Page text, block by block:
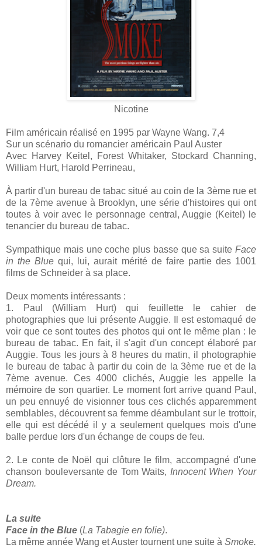
Nicotine
Film américain réalisé en 1995 par Wayne Wang. 7,4
Sur un scénario du romancier américain Paul Auster
Avec Harvey Keitel, Forest Whitaker, Stockard Channing,
William Hurt, Harold Perrineau,
À partir d'un bureau de tabac situé au coin de la 3ème rue et
de la 7ème avenue à Brooklyn, une série d'histoires qui ont
toutes à voir avec le personnage central, Auggie (Keitel) le
tenancier du bureau de tabac.
Sympathique mais une coche plus basse que sa suite Face
in the Blue qui, lui, aurait mérité de faire partie des 1001
films de Schneider à sa place.
Deux moments intéressants :
1. Paul (William Hurt) qui feuillette le cahier de
photographies que lui présente Auggie. Il est estomaqué de
voir que ce sont toutes des photos qui ont le même plan : le
bureau de tabac. En fait, il s'agit d'un concept élaboré par
Auggie. Tous les jours à 8 heures du matin, il photographie
le bureau de tabac à partir du coin de la 3ème rue et de la
7ème avenue. Ces 4000 clichés, Auggie les appelle la
mémoire de son quartier. Le moment fort arrive quand Paul,
un peu ennuyé de visionner tous ces clichés apparemment
semblables, découvrent sa femme déambulant sur le trottoir,
elle qui est décédé il y a seulement quelques mois d'une
balle perdue lors d'un échange de coups de feu.
2. Le conte de Noël qui clôture le film, accompagné d'une
chanson bouleversante de Tom Waits, Innocent When Your
Dream.
La suite
Face in the Blue (La Tabagie en folie).
La même année Wang et Auster tournent une suite à Smoke.